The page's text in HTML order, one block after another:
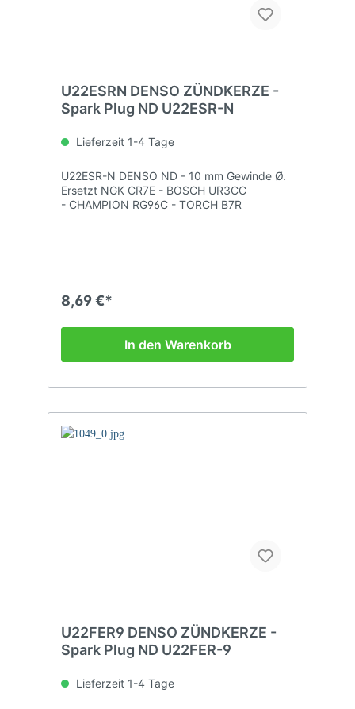
U22ESRN DENSO ZÜNDKERZE -
Spark Plug ND U22ESR-N
Lieferzeit 1-4 Tage
U22ESR-N DENSO ND - 10 mm Gewinde Ø.
Ersetzt NGK CR7E - BOSCH UR3CC
- CHAMPION RG96C - TORCH B7R
8,69 €*
In den Warenkorb
U22FER9 DENSO ZÜNDKERZE -
Spark Plug ND U22FER-9
Lieferzeit 1-4 Tage